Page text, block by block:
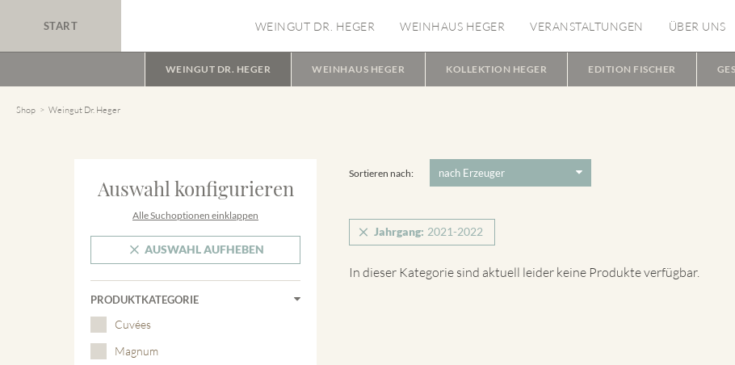
START WEINGUT DR. HEGER WEINHAUS HEGER VERANSTALTUNGEN ÜBER UNS
WEINGUT DR. HEGER WEINHAUS HEGER KOLLEKTION HEGER EDITION FISCHER
Shop Weingut Dr. Heger
Auswahl konfigurieren
Alle Suchoptionen einklappen
AUSWAHL AUFHEBEN
PRODUKTKATEGORIE
Cuvées
Magnum
Sortieren nach:
Jahrgang: 2021-2022
In dieser Kategorie sind aktuell leider keine Produkte verfügbar.